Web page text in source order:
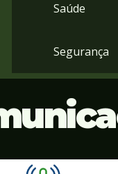
Saúde
Segurança